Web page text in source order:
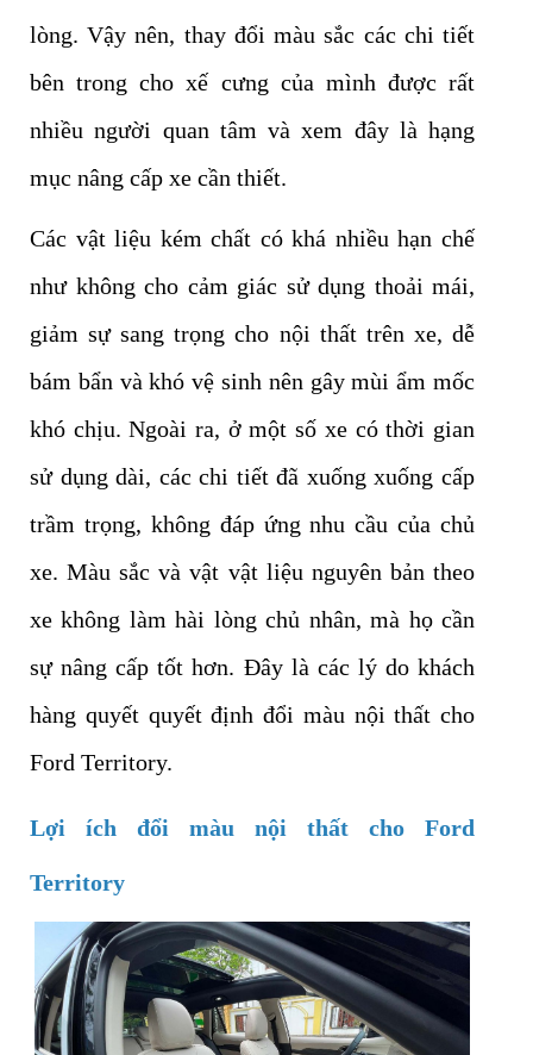
lòng. Vậy nên, thay đổi màu sắc các chi tiết
bên trong cho xế cưng của mình được rất
nhiều người quan tâm và xem đây là hạng
mục nâng cấp xe cần thiết.
Các vật liệu kém chất có khá nhiều hạn chế
như không cho cảm giác sử dụng thoải mái,
giảm sự sang trọng cho nội thất trên xe, dễ
bám bẩn và khó vệ sinh nên gây mùi ẩm mốc
khó chịu. Ngoài ra, ở một số xe có thời gian
sử dụng dài, các chi tiết đã xuống xuống cấp
trầm trọng, không đáp ứng nhu cầu của chủ
xe. Màu sắc và vật vật liệu nguyên bản theo
xe không làm hài lòng chủ nhân, mà họ cần
sự nâng cấp tốt hơn. Đây là các lý do khách
hàng quyết quyết định đổi màu nội thất cho
Ford Territory.
Lợi ích đổi màu nội thất cho Ford
Territory